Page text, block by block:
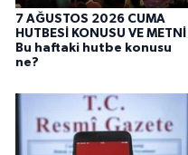
7 AĞUSTOS 2026 CUMA
HUTBESİ KONUSU VE METNİ |
Bu haftaki hutbe konusu
ne?